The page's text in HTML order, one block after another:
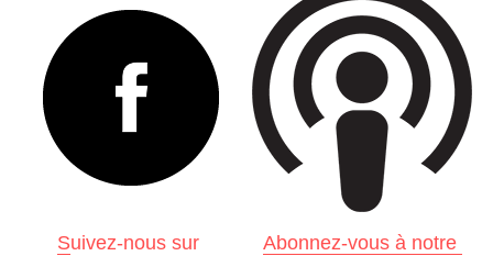
Suivez-nous sur
Abonnez-vous à notre